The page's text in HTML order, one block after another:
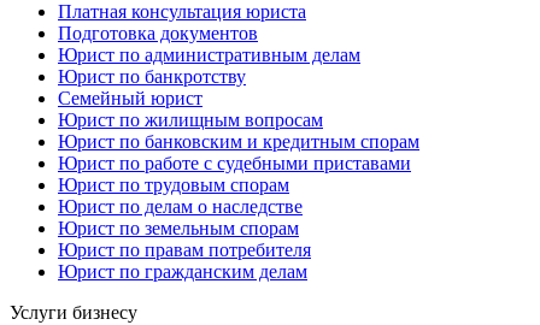
Платная консультация юриста
Подготовка документов
Юрист по административным делам
Юрист по банкротству
Семейный юрист
Юрист по жилищным вопросам
Юрист по банковским и кредитным спорам
Юрист по работе с судебными приставами
Юрист по трудовым спорам
Юрист по делам о наследстве
Юрист по земельным спорам
Юрист по правам потребителя
Юрист по гражданским делам
Услуги бизнесу